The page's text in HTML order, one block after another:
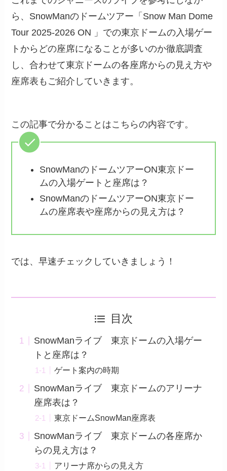
ら、SnowManのドームツアー「Snow Man Dome
Tour 2025-2026 ON 」での東京ドームの入場ゲー
トからどの座席になることが多いのか徹底調査
し、合わせて東京ドームの各座席からの見え方や
座席表もご紹介していきます。
この記事で分かることはこちらの内容です。
SnowManのドームツアーON東京ドー
ムの入場ゲートと座席は？
SnowManのドームツアーON東京ドー
ムの座席表や座席からの見え方は？
では、早速チェックしていきましょう！
目次
SnowManライブ 東京ドームの入場ゲー
トと座席は？
ゲート案内の時期
SnowManライブ 東京ドームのアリーナ
座席表は？
東京ドームSnowMan座席表
SnowManライブ 東京ドームの各座席か
らの見え方は？
アリーナ席からの見え方